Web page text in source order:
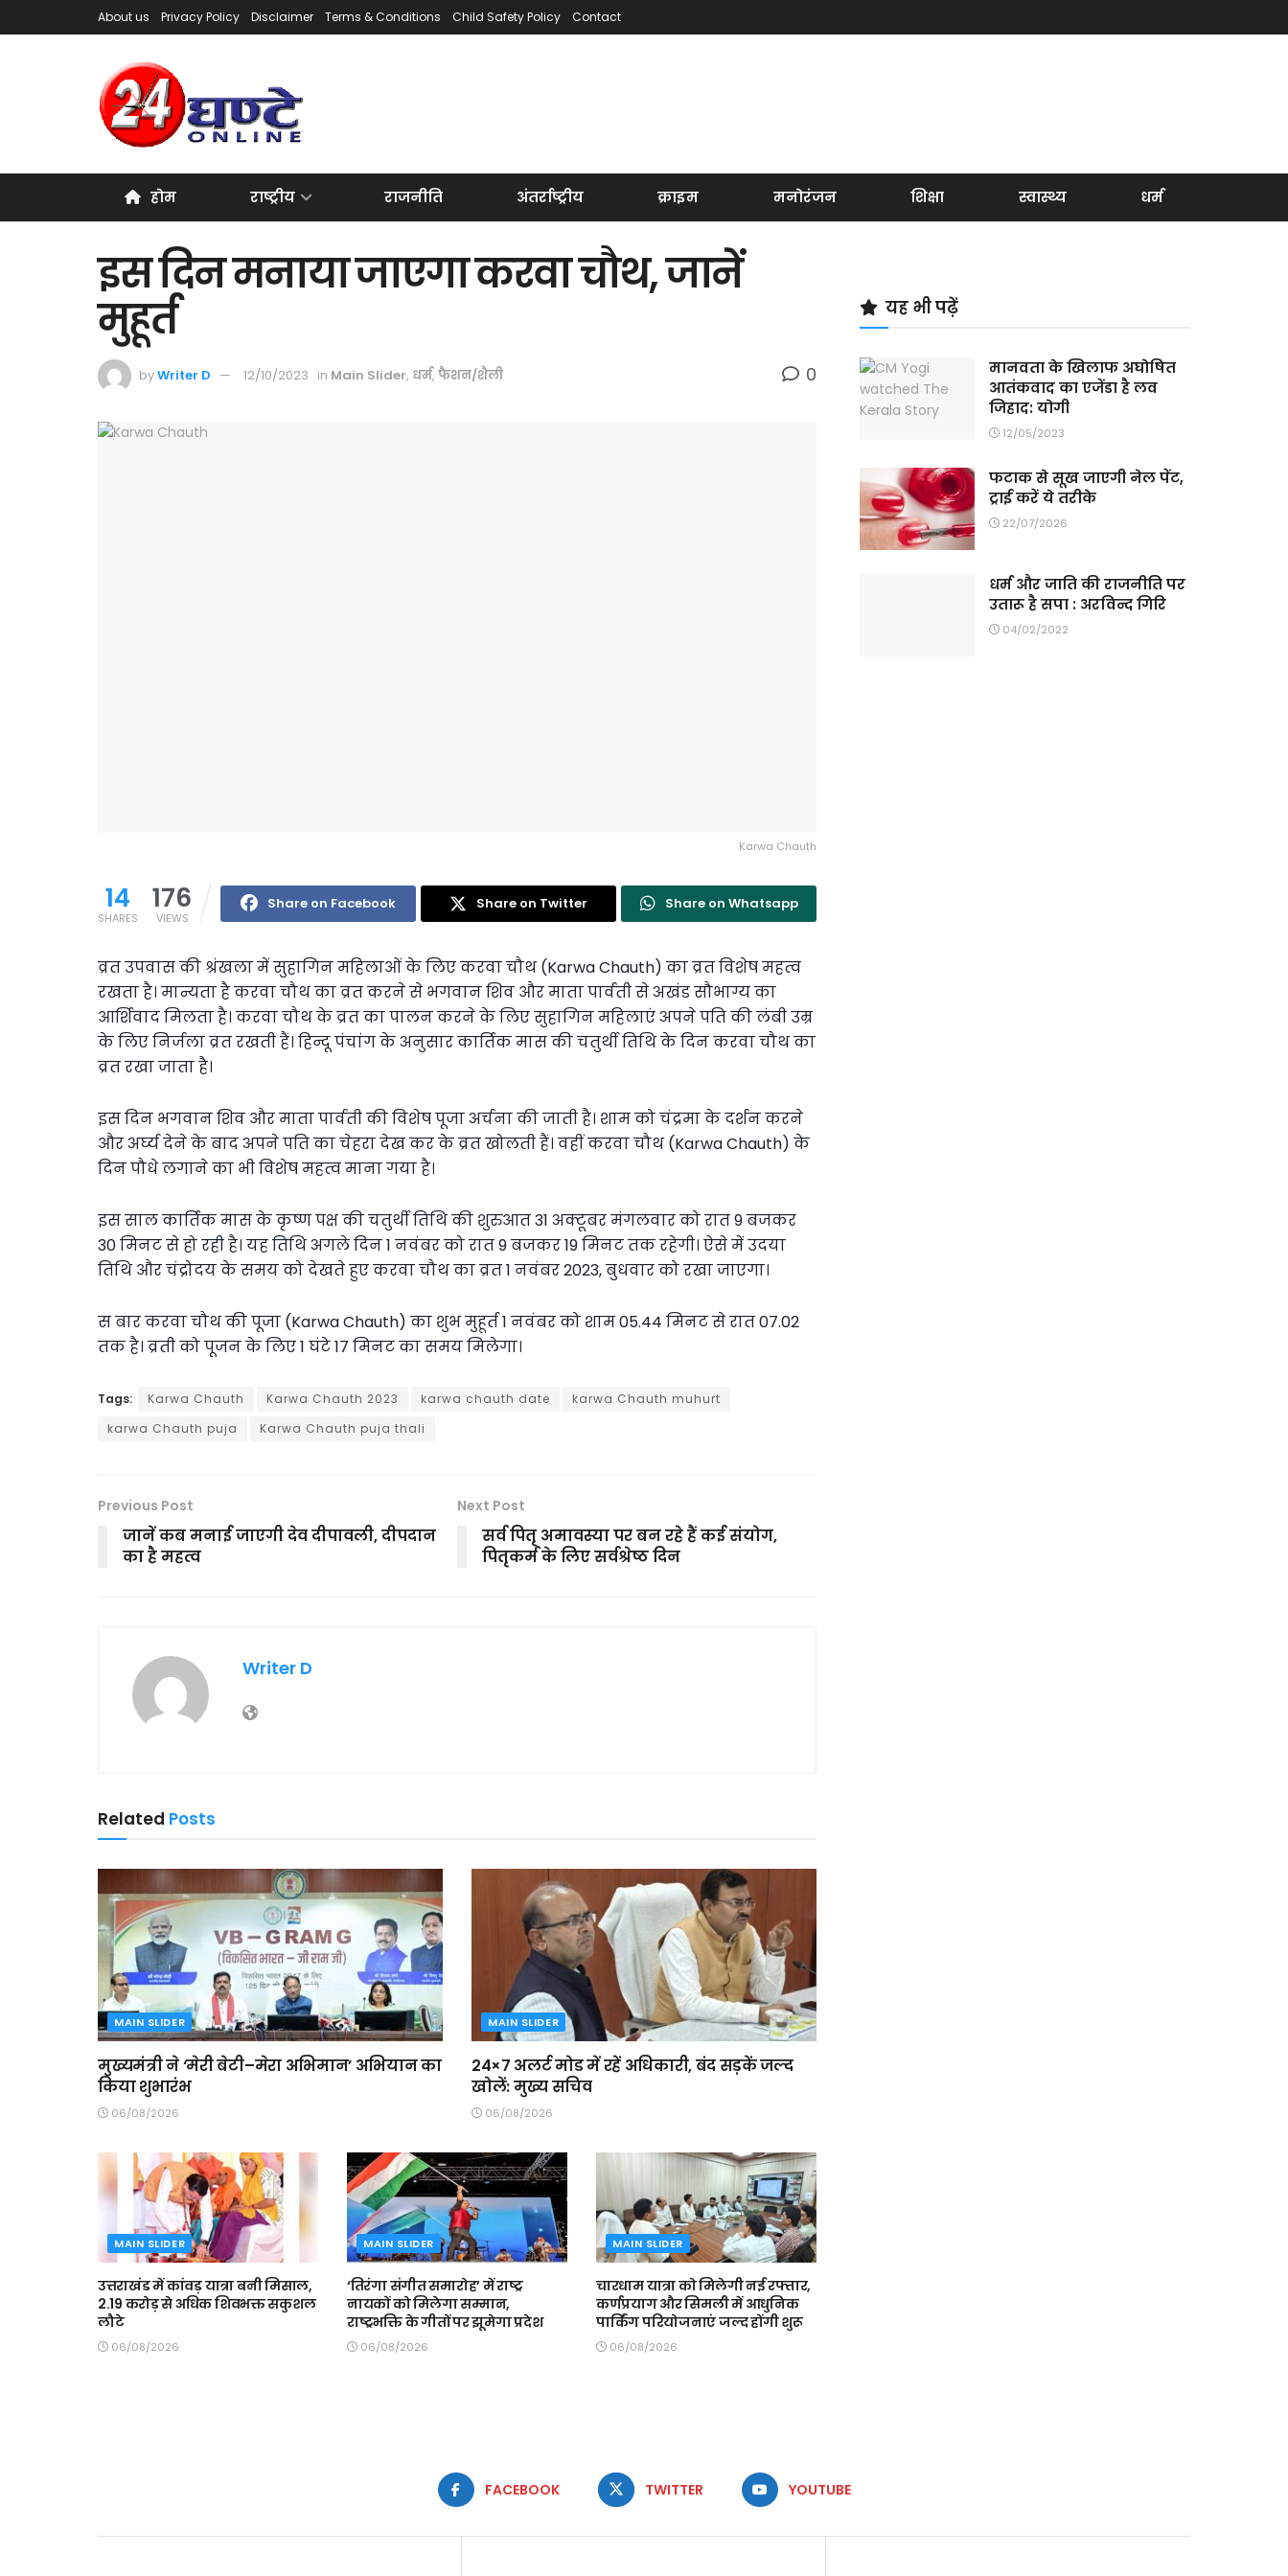
About us Privacy Policy Disclaimer Terms & Conditions Child Safety Policy Contact
होम राष्ट्रीय राजनीति अंतर्राष्ट्रीय क्राइम मनोरंजन शिक्षा स्वास्थ्य धर्म
इस दिन मनाया जाएगा करवा चौथ, जानें
मुहूर्त
byWriter D 12/10/2023 in Main Slider, धर्म, फैशन/शैली 0
Karwa Chauth
14
SHARES
176
VIEWS
Share on Facebook Share on Twitter Share on Whatsapp
व्रत उपवास की श्रंखला में सुहागिन महिलाओं के लिए करवा चौथ (Karwa Chauth) का व्रत विशेष महत्व
रखता है। मान्यता है करवा चौथ का व्रत करने से भगवान शिव और माता पार्वती से अखंड सौभाग्य का
आर्शिवाद मिलता है। करवा चौथ के व्रत का पालन करने के लिए सुहागिन महिलाएं अपने पति की लंबी उम्र
के लिए निर्जला व्रत रखती हैं। हिन्दू पंचांग के अनुसार कार्तिक मास की चतुर्थी तिथि के दिन करवा चौथ का
व्रत रखा जाता है।
इस दिन भगवान शिव और माता पार्वती की विशेष पूजा अर्चना की जाती है। शाम को चंद्रमा के दर्शन करने
और अर्घ्य देने के बाद अपने पति का चेहरा देख कर के व्रत खोलती हैं। वहीं करवा चौथ (Karwa Chauth) के
दिन पौधे लगाने का भी विशेष महत्व माना गया है।
इस साल कार्तिक मास के कृष्ण पक्ष की चतुर्थी तिथि की शुरुआत 31 अक्टूबर मंगलवार को रात 9 बजकर
30 मिनट से हो रही है। यह तिथि अगले दिन 1 नवंबर को रात 9 बजकर 19 मिनट तक रहेगी। ऐसे में उदया
तिथि और चंद्रोदय के समय को देखते हुए करवा चौथ का व्रत 1 नवंबर 2023, बुधवार को रखा जाएगा।
स बार करवा चौथ की पूजा (Karwa Chauth) का शुभ मुहूर्त 1 नवंबर को शाम 05.44 मिनट से रात 07.02
तक है। व्रती को पूजन के लिए 1 घंटे 17 मिनट का समय मिलेगा।
Tags: Karwa Chauth Karwa Chauth 2023 karwa chauth date
karwa Chauth muhurt
karwa Chauth puja
Karwa Chauth puja thali
Previous Post
जानें कब मनाई जाएगी देव दीपावली, दीपदान
का है महत्व
Next Post
सर्व पितृ अमावस्या पर बन रहे हैं कई संयोग,
पितृकर्म के लिए सर्वश्रेष्ठ दिन
Writer D
Related Posts
MAIN SLIDER
मुख्यमंत्री ने ‘मेरी बेटी–मेरा अभिमान’ अभियान का
किया शुभारंभ
06/08/2026
MAIN SLIDER
24×7 अलर्ट मोड में रहें अधिकारी, बंद सड़कें जल्द
खोलें: मुख्य सचिव
06/08/2026
MAIN SLIDER
उत्तराखंड में कांवड़ यात्रा बनी मिसाल,
2.19 करोड़ से अधिक शिवभक्त सकुशल
लौटे
06/08/2026
MAIN SLIDER
‘तिरंगा संगीत समारोह’ में राष्ट्र
नायकों को मिलेगा सम्मान,
राष्ट्रभक्ति के गीतों पर झूमेगा प्रदेश
06/08/2026
MAIN SLIDER
चारधाम यात्रा को मिलेगी नई रफ्तार,
कर्णप्रयाग और सिमली में आधुनिक
पार्किंग परियोजनाएं जल्द होंगी शुरू
06/08/2026
यह भी पढ़ें
मानवता के खिलाफ अघोषित
आतंकवाद का एजेंडा है लव
जिहाद: योगी
12/05/2023
फटाक से सूख जाएगी नेल पेंट,
ट्राई करें ये तरीके
22/07/2026
धर्म और जाति की राजनीति पर
उतारू है सपा : अरविन्द गिरि
04/02/2022
FACEBOOK TWITTER YOUTUBE